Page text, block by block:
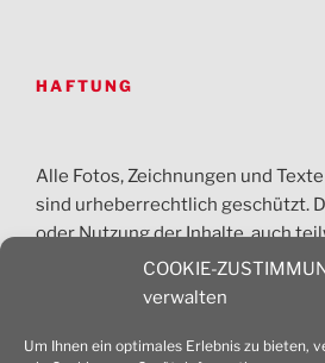
COOKIE-
verwalten
Um Ihnen ein optimales Erlebnis zu bieten,
HAFTUNG
Alle Fotos, Zeichnungen und
sind urheberrechtlich geschützt.
oder Nutzung der Inhalte, auch
vorherigen Absprache. Jede
honorarpflichtig und nur nach